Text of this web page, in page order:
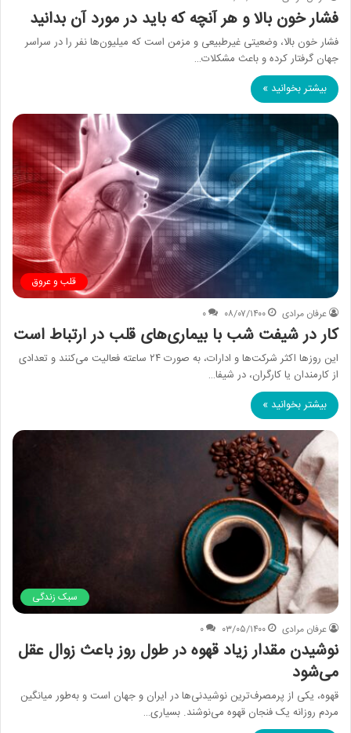
فشار خون بالا و هر آنچه که باید در مورد آن بدانید
فشار خون بالا، وضعیتی غیرطبیعی و مزمن است که میلیون‌ها نفر را در سراسر
جهان گرفتار کرده و باعث مشکلات…
بیشتر بخوانید »
قلب و عروق
عرفان مرادی ۰۸/۰۷/۱۴۰۰ ۰
کار در شیفت شب با بیماری‌های قلب در ارتباط است
این روزها اکثر شرکت‌ها و ادارات، به صورت ۲۴ ساعته فعالیت می‌کنند و تعدادی
از کارمندان یا کارگران، در شیفا…
بیشتر بخوانید »
سبک زندگی
عرفان مرادی ۰۳/۰۵/۱۴۰۰ ۰
نوشیدن مقدار زیاد قهوه در طول روز باعث زوال عقل
می‌شود
قهوه، یکی از پرمصرف‌ترین نوشیدنی‌ها در ایران و جهان است و به‌طور میانگین
مردم روزانه یک فنجان قهوه می‌نوشند. بسیاری…